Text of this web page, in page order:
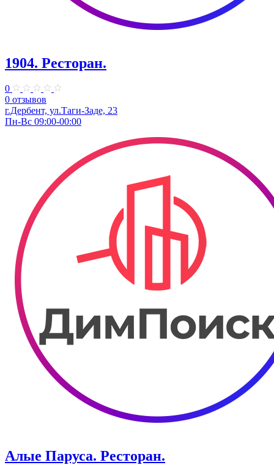
1904. ​Ресторан.
0
0 отзывов
г.Дербент, ​ул.​Таги-Заде, 23
Пн-Вс 09:00-00:00
Алые Паруса. Ресторан.